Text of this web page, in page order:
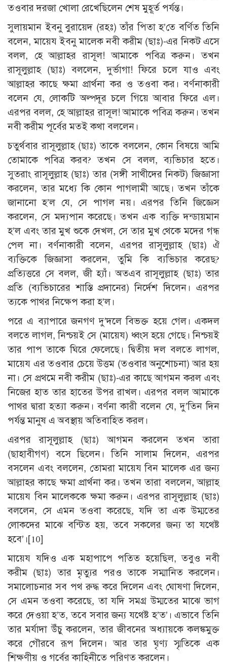
তওবার দরজা খোলা রেখেছিলেন শেষ মুহূর্ত পর্যন্ত।
সুলায়মান ইবনু বুরায়েদ (রহঃ) তাঁর পিতা হ’তে বর্ণিত তিনি
বলেন, মায়েয ইবনু মালেক নবী করীম (ছাঃ)-এর নিকট এসে
বলল, হে আল্লাহর রাসূল! আমাকে পবিত্র করুন। তখন
রাসূলুল্লাহ (ছাঃ) বললেন, দুর্ভাগা! ফিরে চলে যাও এবং
আল্লাহর কাছে ক্ষমা প্রার্থনা কর ও তওবা কর। বর্ণনাকারী
বলেন যে, লোকটি অল্পদূর চলে গিয়ে আবার ফিরে এল।
এরপর বলল, হে আল্লাহর রাসূল! আমাকে পবিত্র করুন। তখন
নবী করীম পূর্বের মতই কথা বললেন।
চতুর্থবার রাসূলুল্লাহ (ছাঃ) তাকে বললেন, কোন বিষয়ে আমি
তোমাকে পবিত্র করব? তখন সে বলল, ব্যভিচার হতে।
সুতরাং রাসূলুল্লাহ (ছাঃ) তার (সঙ্গী সাথীদের নিকট) জিজ্ঞাসা
করলেন, তার মধ্যে কি কোন পাগলামী আছে। তখন তাঁকে
জানানো হ’ল যে, সে পাগল নয়। এরপর তিনি জিজ্ঞেস
করলেন, সে মদ্যপান করেছে। তখন এক ব্যক্তি দন্ডায়মান
হ’ল এবং তার মুখ শুকে দেখল, সে তার মুখ থেকে মদের গন্ধ
পেল না। বর্ণনাকারী বলেন, এরপর রাসূলুল্লাহ (ছাঃ) ঐ
ব্যক্তিকে জিজ্ঞাসা করলেন, তুমি কি ব্যভিচার করেছ?
প্রত্যিত্তরে সে বলল, জী হ্যাঁ। অতএব রাসূলুল্লাহ (ছাঃ) তার
প্রতি (ব্যভিচারের শাস্তি প্রদানের) নির্দেশ দিলেন। এরপর
ত্যকে পাথর নিক্ষেপ করা হ’ল।
পরে এ ব্যাপারে জনগণ দু’দলে বিভক্ত হয়ে গেল। একদল
বলতে লাগল, নিশ্চয়ই সে (মায়েয) ধ্বংস হয়ে গেছে। নিশ্চয়ই
তার পাপ তাকে ঘিরে ফেলেছে। দ্বিতীয় দল বলতে লাগল,
মায়েয এর তওবার চেয়ে উত্তম (তওবার অনুশোচনা) আর হয়
না। সে প্রথমে নবী করীম (ছাঃ)-এর কাছে আগমন করল এবং
নিজের হাত তার হাতের উপর রাখল। এরপর বলল আমাকে
পাথর দ্বারা হত্যা করুন। বর্ণনা কারী বলেন যে, দু’তিন দিন
পর্যন্ত মানুষ এ অবস্থায় অতিবাহিত করল।
এরপর রাসূলুল্লাহ (ছাঃ) আগমন করলেন তখন তারা
(ছাহাবীগণ) বসে ছিলেন। তিনি সালাম দিলেন, এরপর
বসলেন এবং বললেন, তোমরা মায়েয বিন মালেক এর জন্য
আল্লাহর কাছে ক্ষমা প্রার্থনা কর। তখন তারা বললেন, আল্লাহ
মায়েয বিন মালেককে ক্ষমা করুন। এরপর রাসূলুল্লাহ (ছাঃ)
বললেন, সে এমন তওবা করেছে, যদি তা এক উম্মতের
লোকদের মাঝে বন্টিত হয়, তবে সকলের জন্য তা যথেষ্ট
হবে’।[10]
মায়েয যদিও এক মহাপাপে পতিত হয়েছিল, তবুও নবী
করীম (ছাঃ) তার মৃত্যুর পরও তাকে সম্মানিত করলেন।
সমালোচনার সব পথ রুদ্ধ করে দিলেন এবং ঘোষণা দিলেন,
সে এমন তওবা করেছে, তা যদি সমগ্র উম্মতের মাঝে ভাগ
করে দেওয়া হ’ত, তবে সবার জন্য যথেষ্ট হ’ত’। এভাবে তিনি
তার মর্যাদা উঁচু করলেন, তার জীবনের অধ্যায়কে কলঙ্কমুক্ত
করে গৌরবে রূপ দিলেন। আর তার ঘৃণ্য স্মৃতিকে এক
শিক্ষণীয় ও গর্বের কাহিনীতে পরিণত করলেন।